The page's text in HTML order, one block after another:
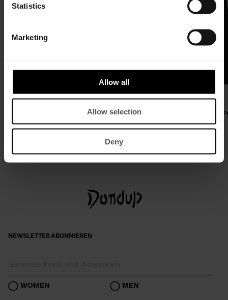
Statistics
Marketing
Allow all
Allow selection
Deny
Langer Rock aus Baumwollgabardine
€ 224,00
€ 345,00
Einreihiger Blazer in schmaler
€ 481,00
€ 740,00
NEWSLETTER ABONNIEREN
WOMEN MEN